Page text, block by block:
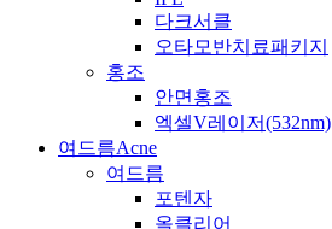
다크서클
오타모반치료패키지
홍조
안면홍조
엑셀V레이저(532nm)
여드름Acne
여드름
포텐자
올클리어